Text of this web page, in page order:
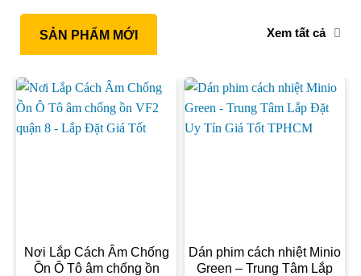
SẢN PHẨM MỚI Xem tất cả
Nơi Lắp Cách Âm Chống
Ồn Ô Tô âm chống ồn
Dán phim cách nhiệt Minio
Green – Trung Tâm Lắp